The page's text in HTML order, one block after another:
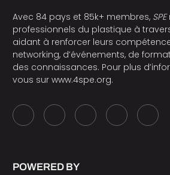
Avec 84 pays et 85k+ membres, SPE
professionnels du plastique à
aidant à renforcer leurs
networking, d’événements, de
des connaissances. Pour plus
vous sur www.4spe.org.
POWERED BY